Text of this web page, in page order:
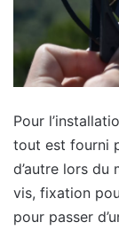
Pour
tout est fourni
d’autre lors du
vis, fixation
pour passer